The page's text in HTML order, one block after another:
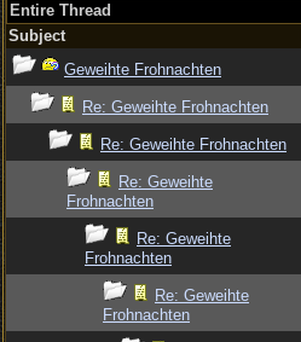
Entire Thread
Subject
Geweihte Frohnachten
Re: Geweihte Frohnachten
Re: Geweihte Frohnachten
Re: Geweihte
Frohnachten
Re: Geweihte
Frohnachten
Re: Geweihte
Frohnachten